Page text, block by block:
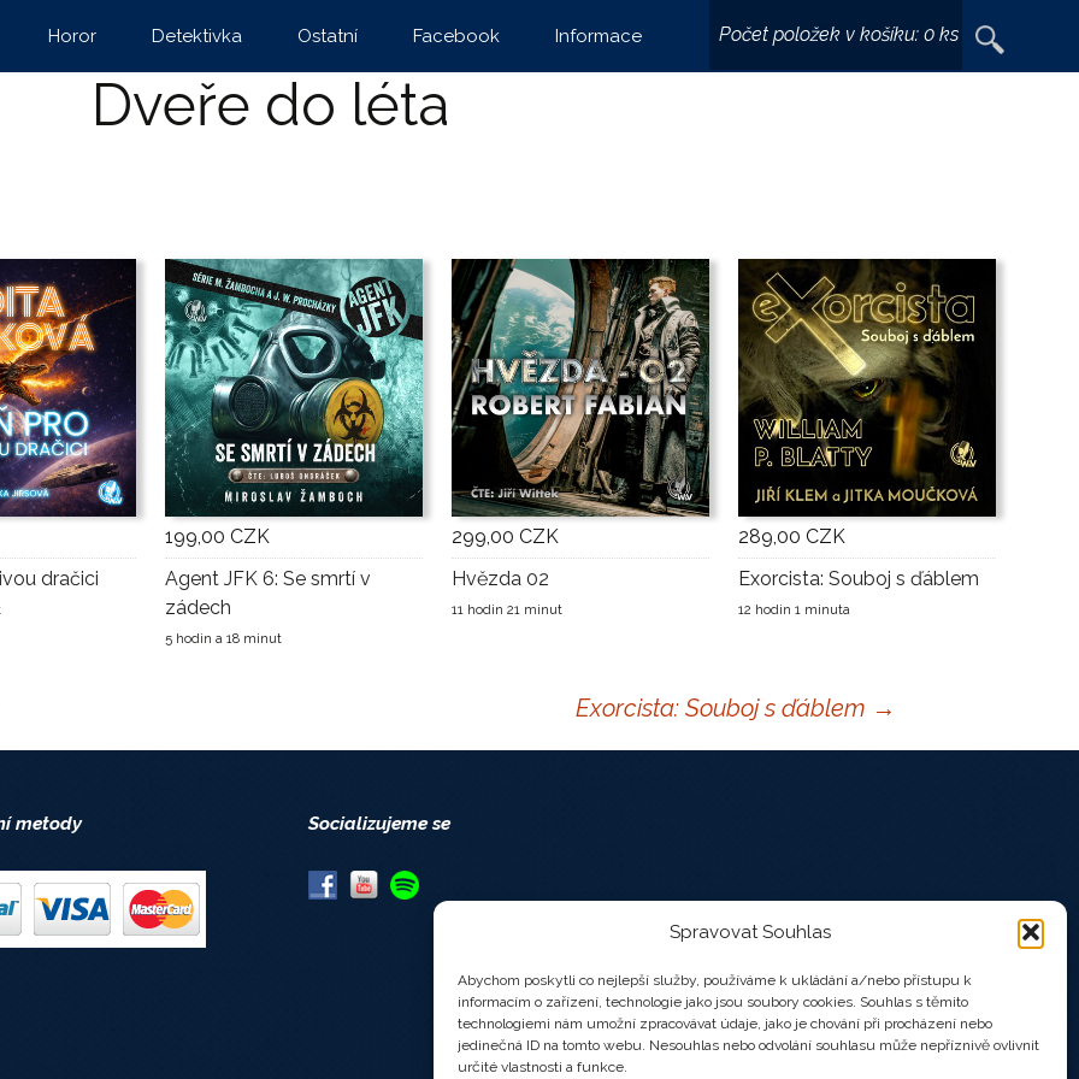
Spravovat Souhlas
Abychom poskytli co nejlepší služby, používáme k ukládání a/nebo přístupu k
informacím o zařízení, technologie jako jsou soubory cookies. Souhlas s těmito
technologiemi nám umožní zpracovávat údaje, jako je chování při procházení nebo
jedinečná ID na tomto webu. Nesouhlas nebo odvolání souhlasu může nepříznivě ovlivnit
určité vlastnosti a funkce.
Horor Detektivka Ostatní Facebook Informace Počet položek v košíku: 0 ks
Dveře do léta
dračici
199,00 CZK
Agent JFK 6: Se smrtí v
zádech
5 hodin a 18 minut
299,00 CZK
Hvězda 02
11 hodin 21 minut
289,00 CZK
Exorcista: Souboj s ďáblem
12 hodin 1 minuta
Exorcista: Souboj s ďáblem →
metody Socializujeme se